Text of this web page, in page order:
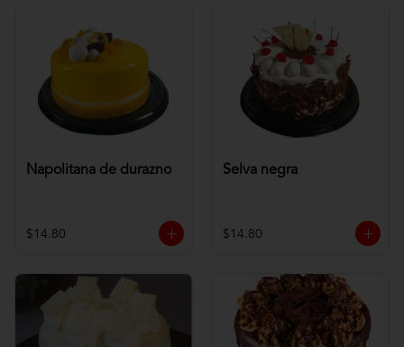
Napolitana de durazno
$14.80
Selva negra
$14.80